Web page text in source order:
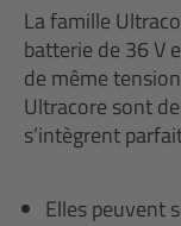
La famille
batterie de 36 V
de même
Ultracore sont
s’intègrent
Elles peuvent